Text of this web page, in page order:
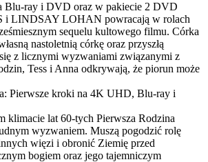
Blu-ray i DVD oraz w pakiecie 2 DVD
i LINDSAY LOHAN powracają w rolach
sequelu kultowego filmu. Córka
nastoletnią córkę oraz przyszłą
z licznymi wyzwaniami związanymi z
Tess i Anna odkrywają, że piorun może
Pierwsze kroki na 4K UHD, Blu-ray i
klimacie lat 60-tych Pierwsza Rodzina
wyzwaniem. Muszą pogodzić rolę
więzi i obronić Ziemię przed
bogiem oraz jego tajemniczym